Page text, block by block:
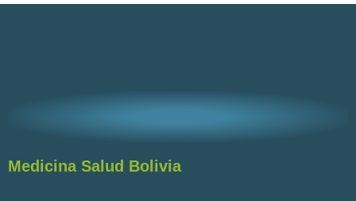
Medicina Salud Bolivia